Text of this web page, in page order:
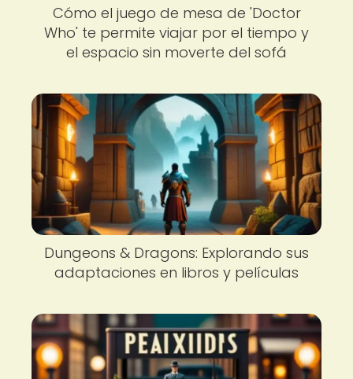
Cómo el juego de mesa de 'Doctor
Who' te permite viajar por el tiempo y
el espacio sin moverte del sofá
Dungeons & Dragons: Explorando sus
adaptaciones en libros y películas